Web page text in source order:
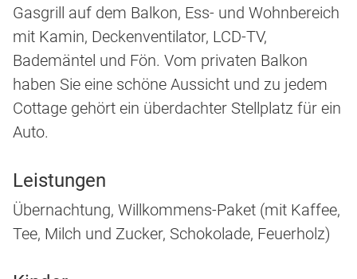
Gasgrill auf dem Balkon, Ess- und Wohnbereich
mit Kamin, Deckenventilator, LCD-TV,
Bademäntel und Fön. Vom privaten Balkon
haben Sie eine schöne Aussicht und zu jedem
Cottage gehört ein überdachter Stellplatz für ein
Auto.
Leistungen
Übernachtung, Willkommens-Paket (mit Kaffee,
Tee, Milch und Zucker, Schokolade, Feuerholz)